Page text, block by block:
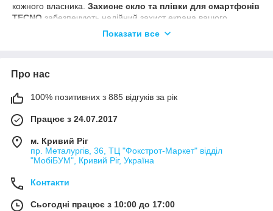
кожного власника. Захисне скло та плівки для смартфонів
TECNO забезпечують надійний захист екрана вашого
пристрою від подряпин, ударів та інших пошкоджень,
Переваги:
кольору та забезпечує чіткість зображення.
пошкоджень на екрані.
Легке встановлення
без бульбашок і слідів.
від уподобань користувача.
чутливість торкань.
Показати все
Про нас
100% позитивних з 885 відгуків за рік
Працює з 24.07.2017
м. Кривий Ріг
пр. Металургів, 36, ТЦ "Фокстрот-Маркет" відділ
"МобіБУМ", Кривий Ріг, Україна
Контакти
Сьогодні працює з 10:00 до 17:00